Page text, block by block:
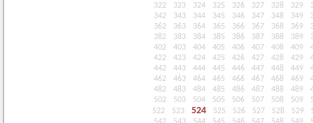
322
323 324 325 326 327 328 329
342
343 344 345 346 347 348 349
362
363 364 365 366 367 368 369
382
383 384 385 386 387 388 389
402
403 404 405 406 407 408 409
422
423 424 425 426 427 428 429
442
443 444 445 446 447 448 449
462
463 464 465 466 467 468 469
482
483 484 485 486 487 488 489
502
503 504 505 506 507 508 509
522
523 524 525 526 527 528 529